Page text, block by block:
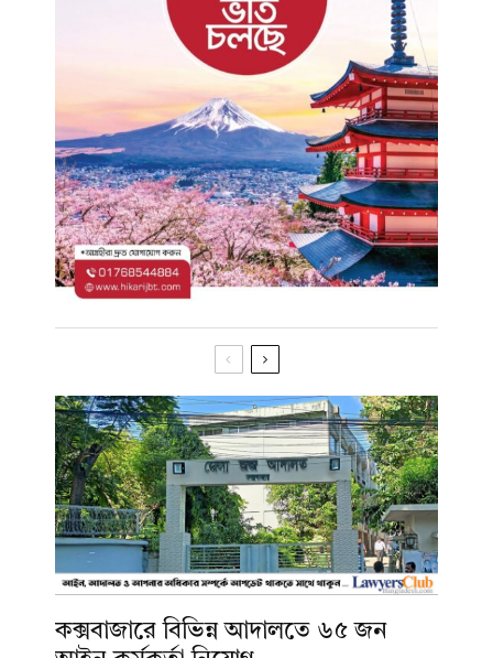
কক্সবাজারে বিভিন্ন আদালতে ৬৫ জন